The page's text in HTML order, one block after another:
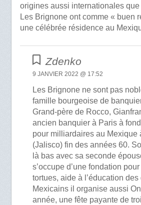
origines aussi internationales que
Les Brignone ont comme « buen
une célébrée résidence au
Zdenko
9 JANVIER 2022 @ 17:52
Les Brignone ne sont pas
famille bourgeoise de
Grand-père de Rocco,
ancien banquier à Paris à
pour milliardaires au Mexique
(Jalisco) fin des années 60.
là bas avec sa seconde
s’occupe d’une fondation
tortues, aide à l’éducation des
Mexicains il organise aussi
année, une fête payante de